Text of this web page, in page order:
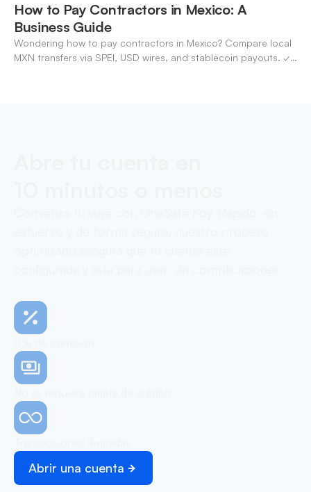
How to Pay Contractors in Mexico: A
Business Guide
Wondering how to pay contractors in Mexico? Compare local
MXN transfers via SPEI, USD wires, and stablecoin payouts. ✓
Abrir una cuenta